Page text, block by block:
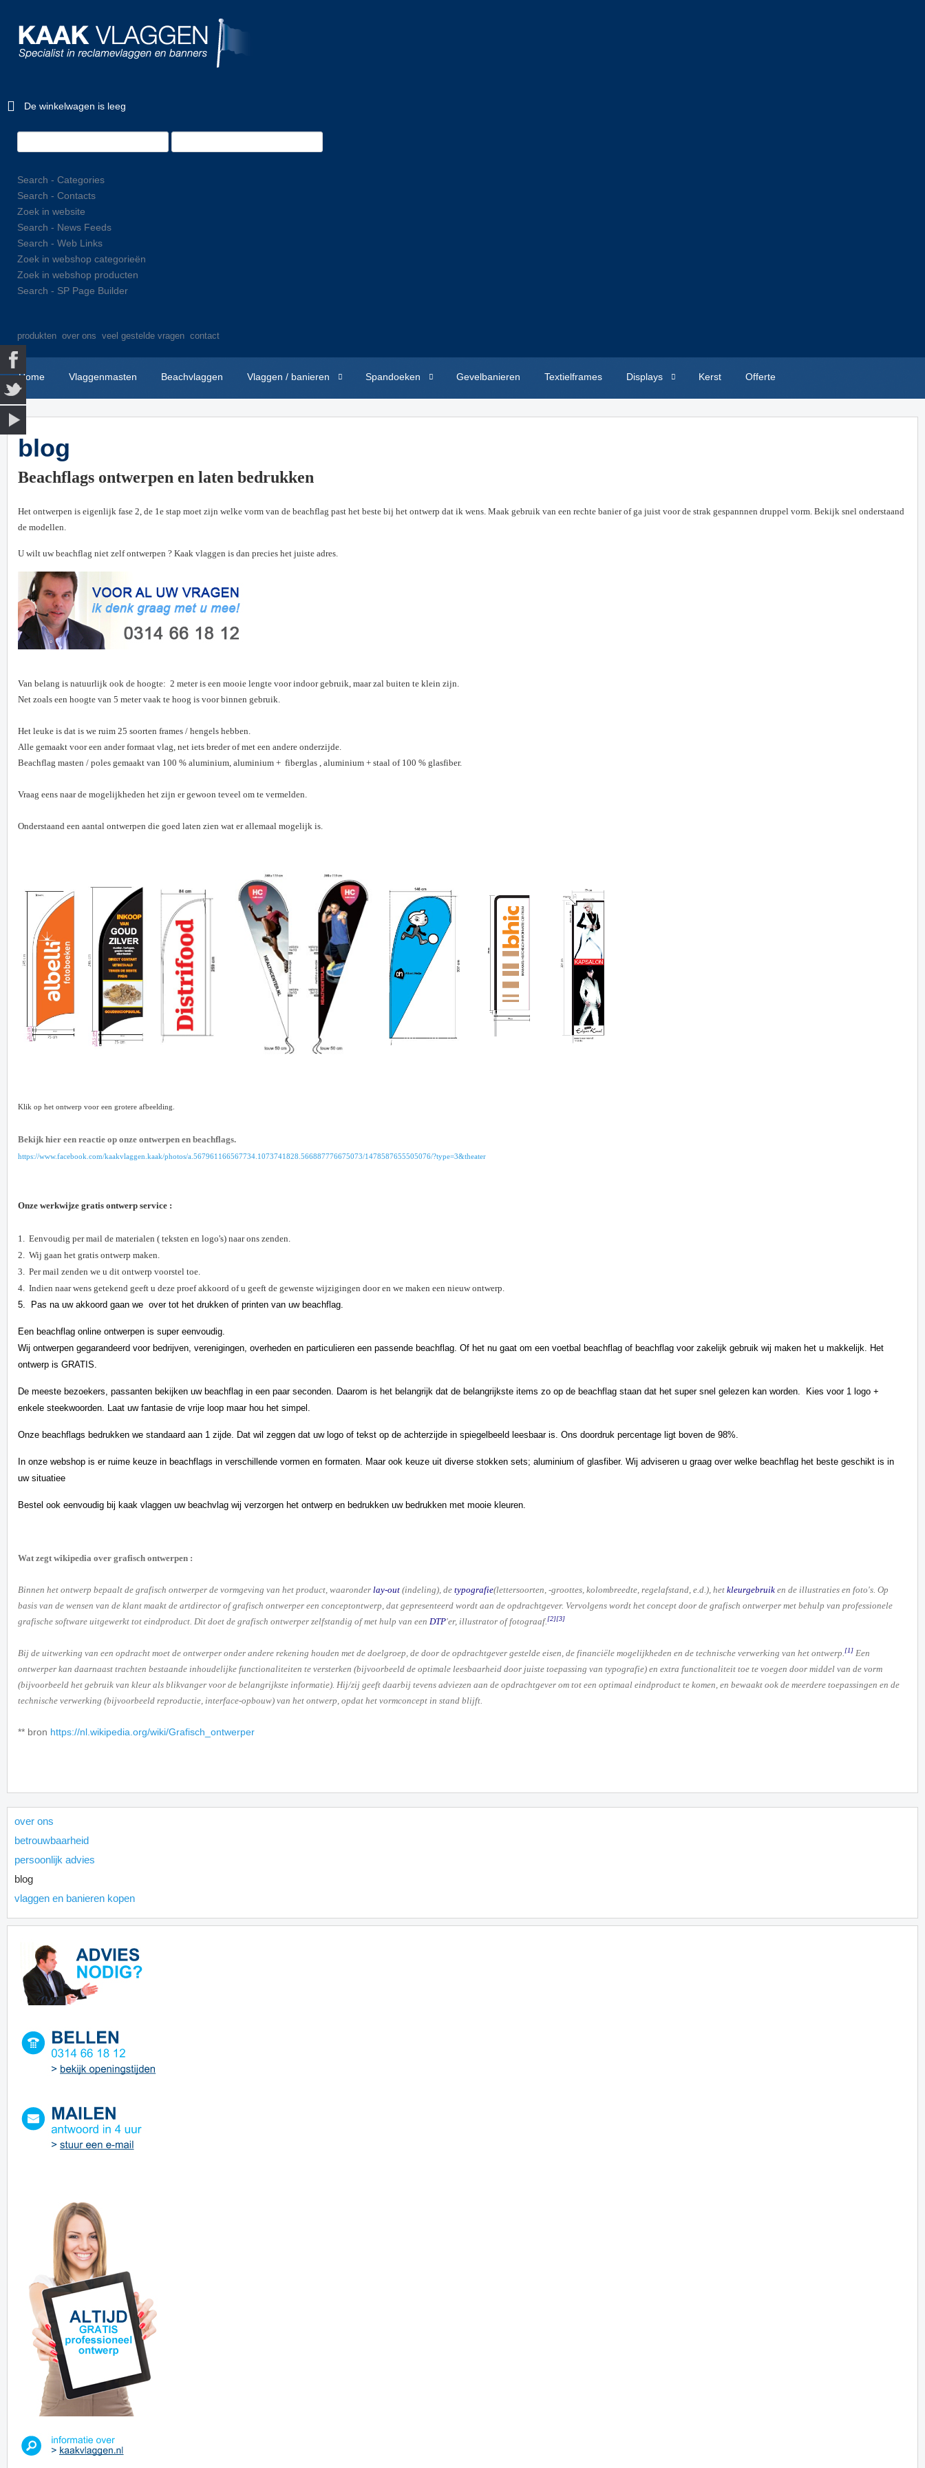
De winkelwagen is leeg
Search - Categories
Search - Contacts
Zoek in website
Search - News Feeds
Search - Web Links
Zoek in webshop categorieën
Zoek in webshop producten
Search - SP Page Builder
produkten over ons veel gestelde vragen contact
Home Vlaggenmasten Beachvlaggen Vlaggen / banieren Spandoeken Gevelbanieren Textielframes Displays Kerst Offerte
blog
Beachflags ontwerpen en laten bedrukken
Het ontwerpen is eigenlijk fase 2, de 1e stap moet zijn welke vorm van de beachflag past het beste bij het ontwerp dat ik wens. Maak gebruik van een rechte banier of ga juist voor de strak gespannnen druppel vorm. Bekijk snel onderstaand
de modellen.
U wilt uw beachflag niet zelf ontwerpen ? Kaak vlaggen is dan precies het juiste adres.
Van belang is natuurlijk ook de hoogte: 2 meter is een mooie lengte voor indoor gebruik, maar zal buiten te klein zijn.
Net zoals een hoogte van 5 meter vaak te hoog is voor binnen gebruik.
Het leuke is dat is we ruim 25 soorten frames / hengels hebben.
Alle gemaakt voor een ander formaat vlag, net iets breder of met een andere onderzijde.
Beachflag masten / poles gemaakt van 100 % aluminium, aluminium + fiberglas , aluminium + staal of 100 % glasfiber.
Vraag eens naar de mogelijkheden het zijn er gewoon teveel om te vermelden.
Onderstaand een aantal ontwerpen die goed laten zien wat er allemaal mogelijk is.
Klik op het ontwerp voor een grotere afbeelding.
Bekijk hier een reactie op onze ontwerpen en beachflags.
https://www.facebook.com/kaakvlaggen.kaak/photos/a.567961166567734.1073741828.566887776675073/1478587655505076/?type=3&theater
Onze werkwijze gratis ontwerp service :
1. Eenvoudig per mail de materialen ( teksten en logo's) naar ons zenden.
2. Wij gaan het gratis ontwerp maken.
3. Per mail zenden we u dit ontwerp voorstel toe.
4. Indien naar wens getekend geeft u deze proef akkoord of u geeft de gewenste wijzigingen door en we maken een nieuw ontwerp.
5. Pas na uw akkoord gaan we over tot het drukken of printen van uw beachflag.
Een beachflag online ontwerpen is super eenvoudig.
Wij ontwerpen gegarandeerd voor bedrijven, verenigingen, overheden en particulieren een passende beachflag. Of het nu gaat om een voetbal beachflag of beachflag voor zakelijk gebruik wij maken het u makkelijk. Het
ontwerp is GRATIS.
De meeste bezoekers, passanten bekijken uw beachflag in een paar seconden. Daarom is het belangrijk dat de belangrijkste items zo op de beachflag staan dat het super snel gelezen kan worden. Kies voor 1 logo +
enkele steekwoorden. Laat uw fantasie de vrije loop maar hou het simpel.
Onze beachflags bedrukken we standaard aan 1 zijde. Dat wil zeggen dat uw logo of tekst op de achterzijde in spiegelbeeld leesbaar is. Ons doordruk percentage ligt boven de 98%.
In onze webshop is er ruime keuze in beachflags in verschillende vormen en formaten. Maar ook keuze uit diverse stokken sets; aluminium of glasfiber. Wij adviseren u graag over welke beachflag het beste geschikt is in
uw situatiee
Bestel ook eenvoudig bij kaak vlaggen uw beachvlag wij verzorgen het ontwerp en bedrukken uw bedrukken met mooie kleuren.
Wat zegt wikipedia over grafisch ontwerpen :
Binnen het ontwerp bepaalt de grafisch ontwerper de vormgeving van het product, waaronder lay-out (indeling), de typografie(lettersoorten, -groottes, kolombreedte, regelafstand, e.d.), het kleurgebruik en de illustraties en foto's. Op
basis van de wensen van de klant maakt de artdirector of grafisch ontwerper een conceptontwerp, dat gepresenteerd wordt aan de opdrachtgever. Vervolgens wordt het concept door de grafisch ontwerper met behulp van professionele
grafische software uitgewerkt tot eindproduct. Dit doet de grafisch ontwerper zelfstandig of met hulp van een DTP'er, illustrator of fotograaf.[2][3]
Bij de uitwerking van een opdracht moet de ontwerper onder andere rekening houden met de doelgroep, de door de opdrachtgever gestelde eisen, de financiële mogelijkheden en de technische verwerking van het ontwerp.[1] Een
ontwerper kan daarnaast trachten bestaande inhoudelijke functionaliteiten te versterken (bijvoorbeeld de optimale leesbaarheid door juiste toepassing van typografie) en extra functionaliteit toe te voegen door middel van de vorm
(bijvoorbeeld het gebruik van kleur als blikvanger voor de belangrijkste informatie). Hij/zij geeft daarbij tevens adviezen aan de opdrachtgever om tot een optimaal eindproduct te komen, en bewaakt ook de meerdere toepassingen en de
technische verwerking (bijvoorbeeld reproductie, interface-opbouw) van het ontwerp, opdat het vormconcept in stand blijft.
** bron https://nl.wikipedia.org/wiki/Grafisch_ontwerper
over ons
betrouwbaarheid
persoonlijk advies
blog
vlaggen en banieren kopen